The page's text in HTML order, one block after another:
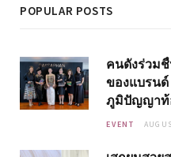
POPULAR POSTS
คนดังร่วม
ของแบรนด์
ภูมิปัญญาท้
EVENT